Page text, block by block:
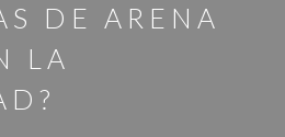
DE ARENA
LA